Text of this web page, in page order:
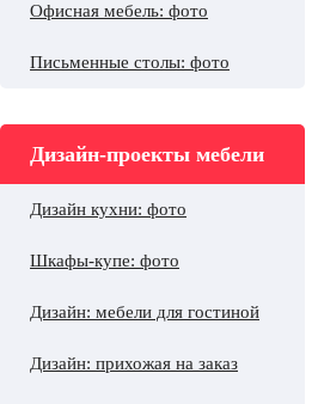
Офисная мебель: фото
Письменные столы: фото
Дизайн-проекты мебели
Дизайн кухни: фото
Шкафы-купе: фото
Дизайн: мебели для гостиной
Дизайн: прихожая на заказ